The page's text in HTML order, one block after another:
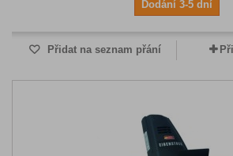
Dodání 3-5 dní
Přidat na seznam přání